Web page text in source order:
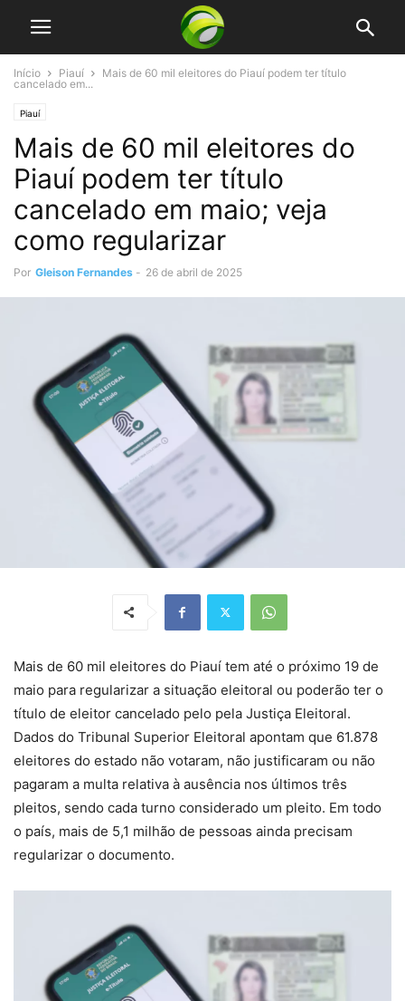
Início Piauí
Mais de 60 mil eleitores do Piauí podem ter título
cancelado em...
Piauí
Mais de 60 mil eleitores do
Piauí podem ter título
cancelado em maio; veja
como regularizar
Por Gleison Fernandes - 26 de abril de 2025
Mais de 60 mil eleitores do Piauí tem até o próximo 19 de
maio para regularizar a situação eleitoral ou poderão ter o
título de eleitor cancelado pelo pela Justiça Eleitoral.
Dados do Tribunal Superior Eleitoral apontam que 61.878
eleitores do estado não votaram, não justificaram ou não
pagaram a multa relativa à ausência nos últimos três
pleitos, sendo cada turno considerado um pleito. Em todo
o país, mais de 5,1 milhão de pessoas ainda precisam
regularizar o documento.